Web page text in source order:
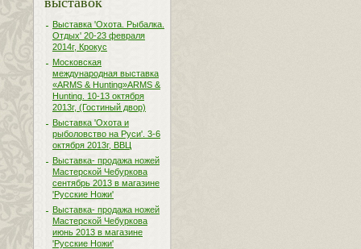
Выставка 'Охота. Рыбалка.
Отдых' 20-23 февраля
2014г, Крокус
Московская
международная выставка
«ARMS & Hunting»ARMS &
Hunting. 10-13 октября
2013г, (Гостиный двор)
Выставка 'Охота и
рыболовство на Руси'. 3-6
октября 2013г, ВВЦ
Выставка- продажа ножей
Мастерской Чебуркова
сентябрь 2013 в магазине
'Русские Ножи'
Выставка- продажа ножей
Мастерской Чебуркова
июнь 2013 в магазине
'Русские Ножи'